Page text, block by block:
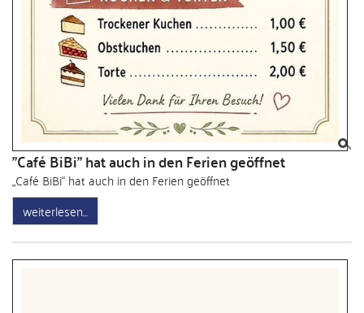
"Café BiBi" hat auch in den Ferien geöffnet
„Café BiBi“ hat auch in den Ferien geöffnet
weiterlesen